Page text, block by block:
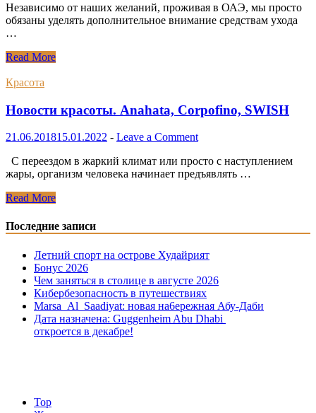
Независимо от наших желаний, проживая в ОАЭ, мы просто
обязаны уделять дополнительное внимание средствам ухода
…
Уход
кожей
пустыне
Read More
Красота
Новости красоты. Anahata, Corpofino, SWISH
21.06.201815.01.2022 - Leave a Comment
С переездом в жаркий климат или просто с наступлением
жары, организм человека начинает предъявлять …
Новости
Anahata,
Corpofino,
Read More
Последние записи
Летний спорт на острове Худайрият
Бонус 2026
Чем заняться в столице в августе 2026
Кибербезопасность в путешествиях
Marsa Al Saadiyat: новая на6ережная Абу-Даби
Дата назначена: Guggenheim Abu Dhabi
откроется в декабре!
Top